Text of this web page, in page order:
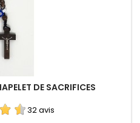
DE SACRIFICES
32 avis